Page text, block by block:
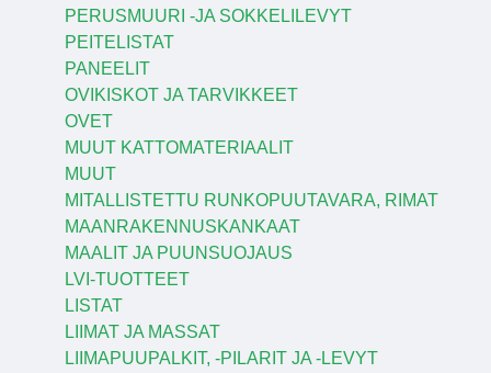
PERUSMUURI -JA SOKKELILEVYT
PEITELISTAT
PANEELIT
OVIKISKOT JA TARVIKKEET
OVET
MUUT KATTOMATERIAALIT
MUUT
MITALLISTETTU RUNKOPUUTAVARA, RIMAT
MAANRAKENNUSKANKAAT
MAALIT JA PUUNSUOJAUS
LVI-TUOTTEET
LISTAT
LIIMAT JA MASSAT
LIIMAPUUPALKIT, -PILARIT JA -LEVYT